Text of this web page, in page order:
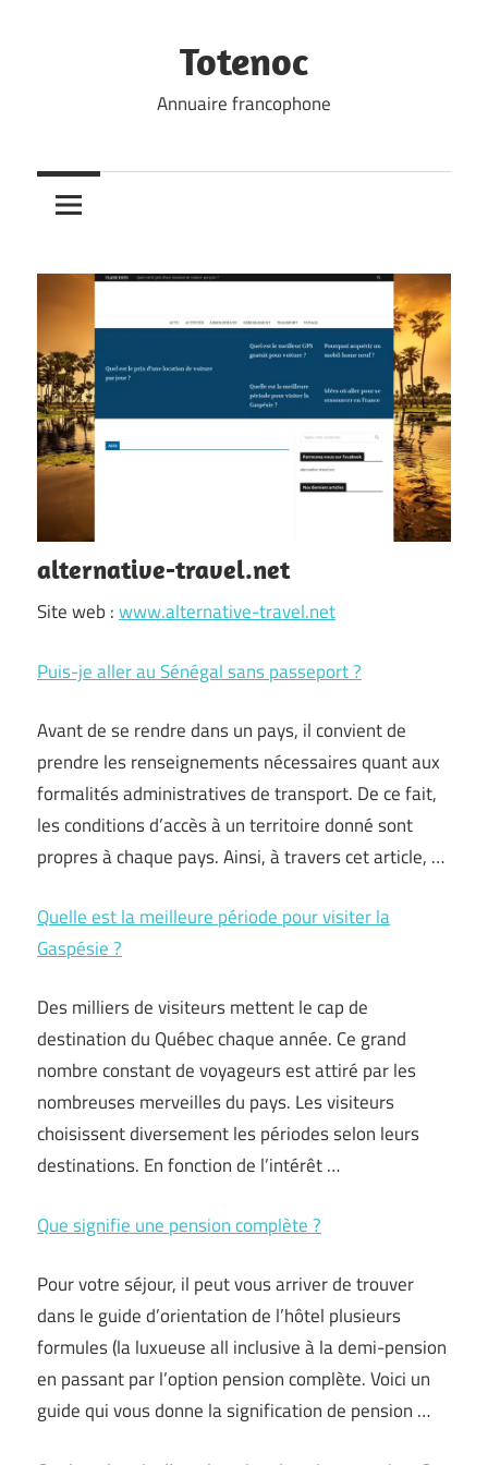
Totenoc
Annuaire francophone
alternative-travel.net
Site web :www.alternative-travel.net
Puis-je aller au Sénégal sans passeport ?
Avant de se rendre dans un pays, il convient de
prendre les renseignements nécessaires quant aux
formalités administratives de transport. De ce fait,
les conditions d’accès à un territoire donné sont
propres à chaque pays. Ainsi, à travers cet article, …
Quelle est la meilleure période pour visiter la
Gaspésie ?
Des milliers de visiteurs mettent le cap de
destination du Québec chaque année. Ce grand
nombre constant de voyageurs est attiré par les
nombreuses merveilles du pays. Les visiteurs
choisissent diversement les périodes selon leurs
destinations. En fonction de l’intérêt …
Que signifie une pension complète ?
Pour votre séjour, il peut vous arriver de trouver
dans le guide d’orientation de l’hôtel plusieurs
formules (la luxueuse all inclusive à la demi-pension
en passant par l’option pension complète. Voici un
guide qui vous donne la signification de pension …